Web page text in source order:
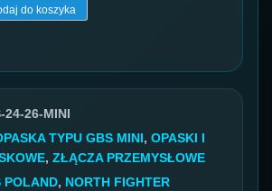
do koszyka
24-26-MINI
TYPU GBS MINI, OPASKI I
, ZŁĄCZA PRZEMYSŁOWE
POLAND, NORTH FIGHTER